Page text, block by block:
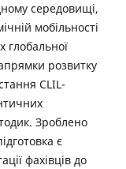
середовищі,
мобільності
глобальної
розвитку
CLIL-
Зроблено
є
фахівців до